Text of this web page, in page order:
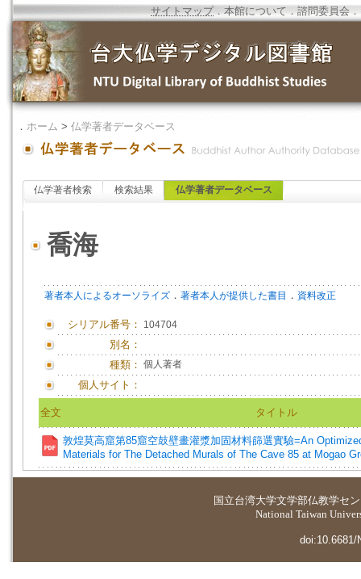
サイトマップ．本館について ．諮問委員会 ．
． ホーム > 仏学著者データベース
仏学著者検索 検索結果 仏学著者データベース
喬海
著者本人によるオーソライズ ． 著者本人が提供した書目 ． 資料改正
シリアル番号： 104704
別名：
種類： 個人著者
個人サイト：
全文 タイトル
敦煌莫高窟第85窟空鼓壁畫灌漿加固材料篩選實驗=An
Materials for The Detached Murals of The Cave 85 at Mogao
国立台湾大学文学部仏教学セ
National Taiwan
doi:10.6681/